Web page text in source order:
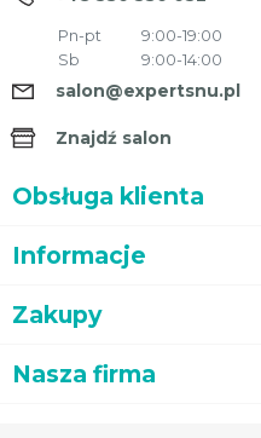
Pn-pt
9:00-19:00
Sb
9:00-14:00
salon@expertsnu.pl
Znajdź salon
Obsługa klienta
Informacje
Zakupy
Nasza firma